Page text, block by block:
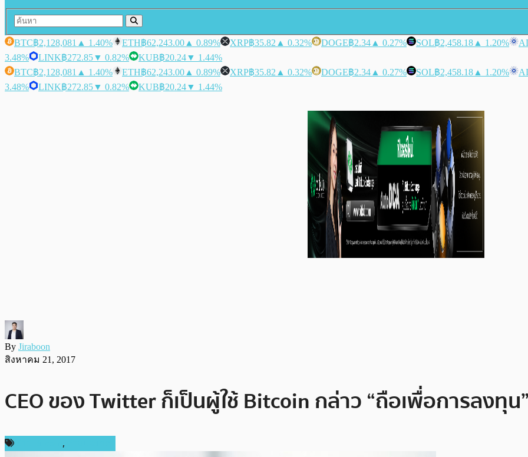
BTC฿2,128,081 ▲ 1.40% ETH฿62,243.00 ▲ 0.89% XRP฿35.82 ▲ 0.32% DOGE฿2.34 ▲ 0.27% SOL฿2,458.18 ▲ 1.20%
3.48%
LINK฿272.85▼ 0.82% KUB฿20.24▼ 1.44%
BTC฿2,128,081 ▲ 1.40% ETH฿62,243.00 ▲ 0.89% XRP฿35.82 ▲ 0.32% DOGE฿2.34 ▲ 0.27% SOL฿2,458.18 ▲ 1.20%
3.48%
LINK฿272.85▼ 0.82% KUB฿20.24▼ 1.44%
By Jiraboon
สิงหาคม 21, 2017
CEO ของ Twitter ก็เป็นผู้ใช้ Bitcoin กล่าว “ถือเพื่อการลงทุน
,